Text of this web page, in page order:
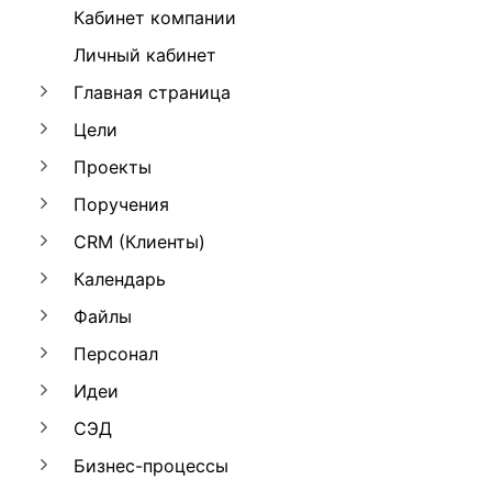
Кабинет компании
Личный кабинет
Главная страница
Цели
Проекты
Поручения
CRM (Клиенты)
Календарь
Файлы
Персонал
Идеи
СЭД
Бизнес-процессы